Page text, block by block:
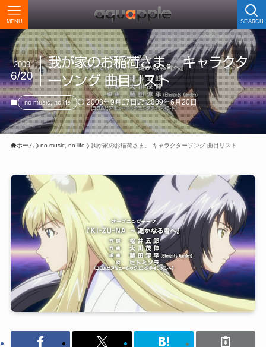
SEARCH
MENU
我が家のお稲荷さま。 キャラクタ
ーソング 曲目リスト
2009
6/20
no music, no life 2008年9月17日 2009年6月20日
ホーム no music, no life 我が家のお稲荷さま。 キャラクターソング 曲目リスト